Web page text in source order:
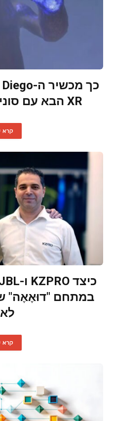
XR הבא עם סוני SRD ו-mocopi
קרא
במתחם "דוּאֶאֶה"
קרא